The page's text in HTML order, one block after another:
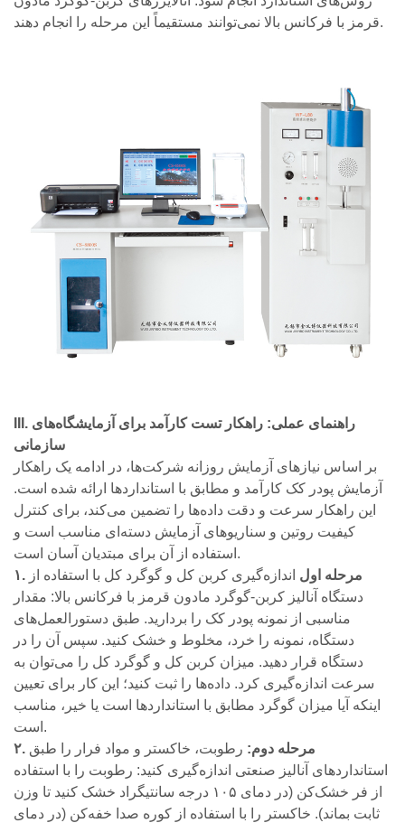
قرمز با فرکانس بالا نمی‌توانند مستقیماً این مرحله را انجام دهند.
III. راهنمای عملی: راهکار تست کارآمد برای آزمایشگاه‌های
سازمانی
بر اساس نیازهای آزمایش روزانه شرکت‌ها، در ادامه یک راهکار
آزمایش پودر کک کارآمد و مطابق با استانداردها ارائه شده است.
این راهکار سرعت و دقت داده‌ها را تضمین می‌کند، برای کنترل
کیفیت روتین و سناریوهای آزمایش دسته‌ای مناسب است و
استفاده از آن برای مبتدیان آسان است.
۱. مرحله اول اندازه‌گیری کربن کل و گوگرد کل با استفاده از
دستگاه آنالیز کربن-گوگرد مادون قرمز با فرکانس بالا: مقدار
مناسبی از نمونه پودر کک را بردارید. طبق دستورالعمل‌های
دستگاه، نمونه را خرد، مخلوط و خشک کنید. سپس آن را در
دستگاه قرار دهید. میزان کربن کل و گوگرد کل را می‌توان به
سرعت اندازه‌گیری کرد. داده‌ها را ثبت کنید؛ این کار برای تعیین
اینکه آیا میزان گوگرد مطابق با استانداردها است یا خیر، مناسب
است.
۲. مرحله دوم: رطوبت، خاکستر و مواد فرار را طبق
استانداردهای آنالیز صنعتی اندازه‌گیری کنید: رطوبت را با استفاده
از فر خشک‌کن (در دمای ۱۰۵ درجه سانتیگراد خشک کنید تا وزن
ثابت بماند). خاکستر را با استفاده از کوره صدا خفه‌کن (در دمای